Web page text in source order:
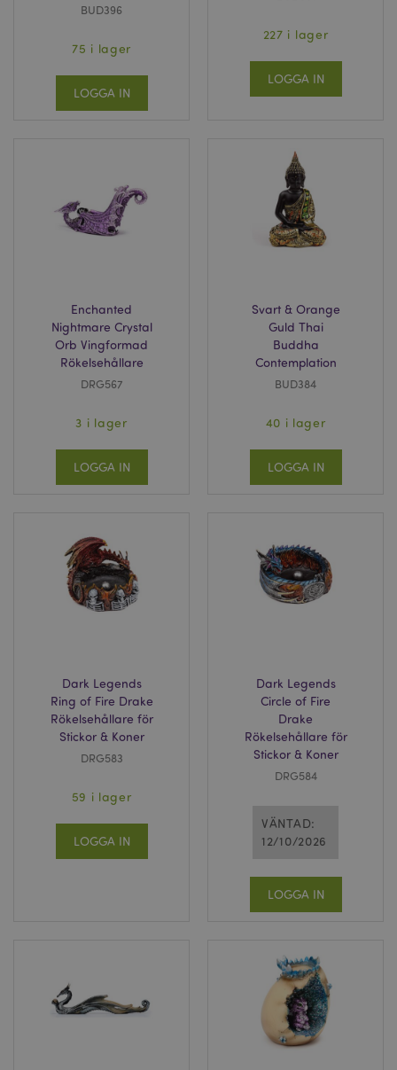
BUD396
75 i lager
LOGGA IN
227 i lager
LOGGA IN
Enchanted
Nightmare Crystal
Orb Vingformad
Rökelsehållare
DRG567
3 i lager
LOGGA IN
Svart & Orange
Guld Thai
Buddha
Contemplation
BUD384
40 i lager
LOGGA IN
Dark Legends
Ring of Fire Drake
Rökelsehållare för
Stickor & Koner
DRG583
59 i lager
LOGGA IN
Dark Legends
Circle of Fire
Drake
Rökelsehållare för
Stickor & Koner
DRG584
VÄNTAD:
12/10/2026
LOGGA IN